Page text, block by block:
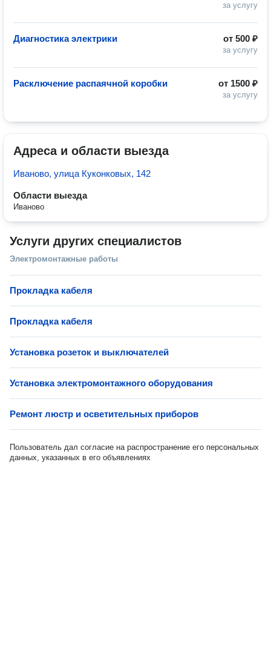
за услугу
от 500 ₽
за услугу
Диагностика электрики
от 1500 ₽
за услугу
Расключение распаячной коробки
Адреса и области выезда
Иваново, улица Куконковых, 142
Области выезда
Иваново
Услуги других специалистов
Электромонтажные работы
Прокладка кабеля
Прокладка кабеля
Установка розеток и выключателей
Установка электромонтажного оборудования
Ремонт люстр и осветительных приборов
Пользователь дал согласие на распространение его персональных
данных, указанных в его объявлениях